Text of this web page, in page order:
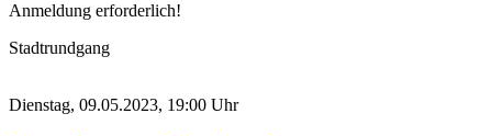
Anmeldung erforderlich!
Stadtrundgang
Dienstag, 09.05.2023, 19:00 Uhr